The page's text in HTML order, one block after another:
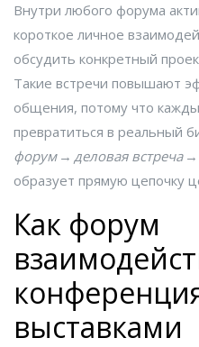
Внутри любого форума
короткое личное
обсудить конкретный
Такие встречи повышают
общения, потому что
превратиться в реальный
форум→ деловая встреча→
образует прямую цепочку
Как форум
выставками